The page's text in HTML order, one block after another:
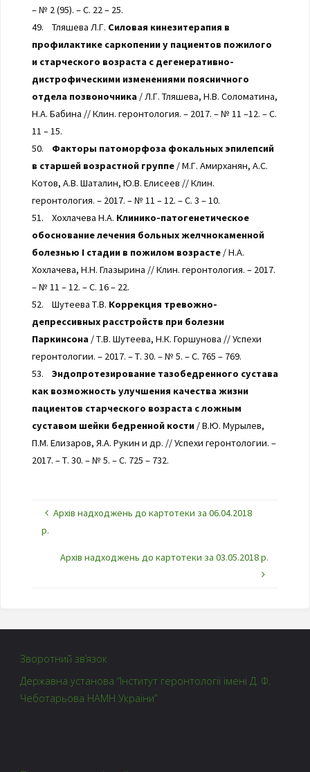
– № 2 (95). – С. 22 – 25.
49. Тляшева Л.Г. Силовая кинезитерапия в
профилактике саркопении у пациентов пожилого
и старческого возраста с дегенеративно-
дистрофическими изменениями поясничного
отдела позвоночника/ Л.Г. Тляшева, Н.В. Соломатина,
Н.А. Бабина // Клин. геронтология. – 2017. – № 11 –12. – С.
11 – 15.
50. Факторы патоморфоза фокальных эпилепсий
в старшей возрастной группе/ М.Г. Амирханян, А.С.
Котов, А.В. Шаталин, Ю.В. Елисеев // Клин.
геронтология. – 2017. – № 11 – 12. – С. 3 – 10.
51. Хохлачева Н.А. Клинико-патогенетическое
обоснование лечения больных желчнокаменной
болезнью I стадии в пожилом возрасте/ Н.А.
Хохлачева, Н.Н. Глазырина // Клин. геронтология. – 2017.
– № 11 – 12. – С. 16 – 22.
52. Шутеева Т.В. Коррекция тревожно-
депрессивных расстройств при болезни
Паркинсона/ Т.В. Шутеева, Н.К. Горшунова // Успехи
геронтологии. – 2017. – Т. 30. – № 5. – С. 765 – 769.
53. Эндопротезирование тазобедренного сустава
как возможность улучшения качества жизни
пациентов старческого возраста с ложным
суставом шейки бедренной кости/ В.Ю. Мурылев,
П.М. Елизаров, Я.А. Рукин и др. // Успехи геронтологии. –
2017. – Т. 30. – № 5. – С. 725 – 732.
Архів надходжень до картотеки за 06.04.2018
р.
Архів надходжень до картотеки за 03.05.2018 р.
Зворотний зв’язок
Державна установа “Інститут геронтології імені Д. Ф.
Чеботарьова НАМН України”